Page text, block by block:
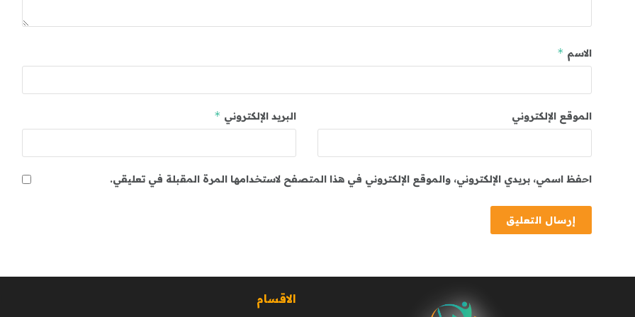
الاسم *
البريد الإلكتروني * الموقع الإلكتروني
احفظ اسمي، بريدي الإلكتروني، والموقع الإلكتروني في هذا المتصفح لاستخدامها المرة المقبلة في تعليقي.
الاقسام